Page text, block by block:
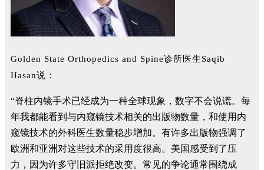
Golden State Orthopedics and Spine诊所医生Saqib
Hasan说：
“脊柱内镜手术已经成为一种全球现象，数字不会说谎。每
年我都能看到与内窥镜技术相关的出版物数量，和使用内
窥镜技术的外科医生数量稳步增加。有许多出版物强调了
欧洲和亚洲对这些技术的采用度很高。美国感受到了压
力，因为许多守旧派拒绝改变。常见的争论通常围绕成